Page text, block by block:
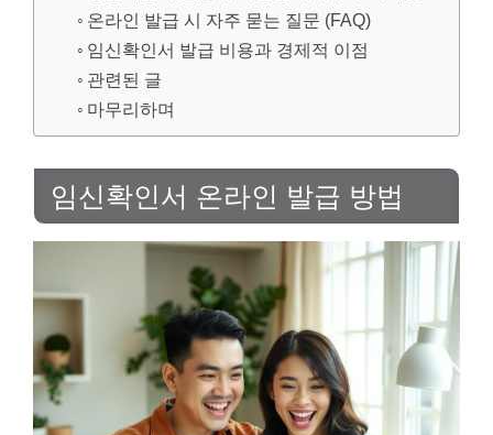
온라인 발급 시 자주 묻는 질문 (FAQ)
임신확인서 발급 비용과 경제적 이점
관련된 글
마무리하며
임신확인서 온라인 발급 방법